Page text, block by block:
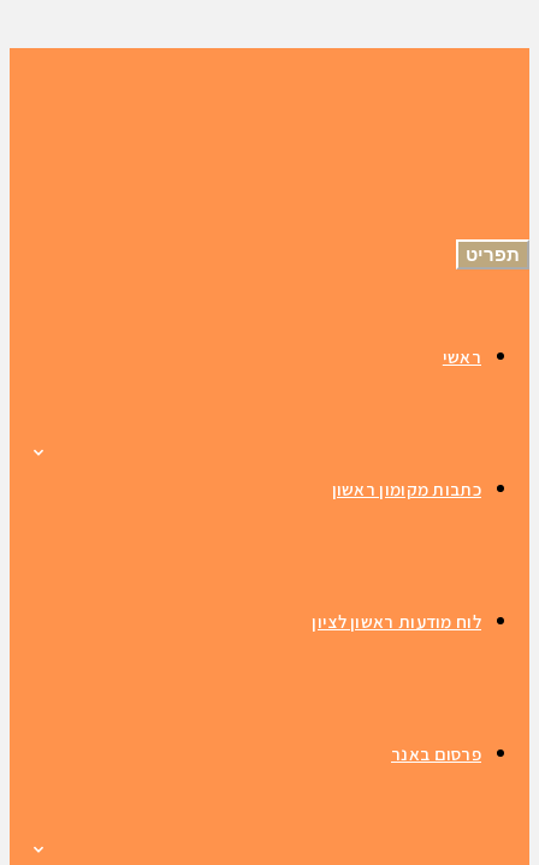
תפריט
ראשי
כתבות מקומון ראשון
לוח מודעות ראשון לציון
פרסום באנר